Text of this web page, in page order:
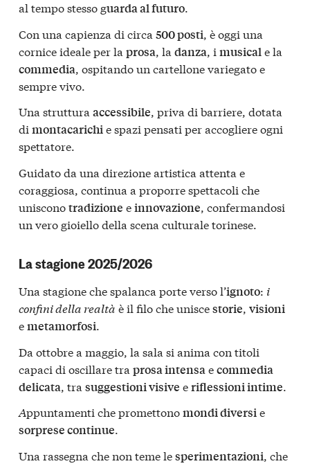
al tempo stesso guarda al futuro.
Con una capienza di circa 500 posti, è oggi una
cornice ideale per la prosa, la danza, i musicale la
commedia, ospitando un cartellone variegato e
sempre vivo.
Una struttura accessibile, priva di barriere, dotata
di montacarichie spazi pensati per accogliere ogni
spettatore.
Guidato da una direzione artistica attenta e
coraggiosa, continua a proporre spettacoli che
unisconotradizione einnovazione, confermandosi
un vero gioiello della scena culturale torinese.
La stagione 2025/2026
Una stagione che spalanca porte verso l’ignoto: i
confini della realtà è il filo che uniscestorie, visioni
emetamorfosi.
Da ottobre a maggio, la sala si anima con titoli
capaci di oscillare tra prosa intensaecommedia
delicata, tra suggestioni visive eriflessioni intime.
Appuntamenti che promettonomondi diversie
sorprese continue.
Una rassegna che non teme lesperimentazioni, che